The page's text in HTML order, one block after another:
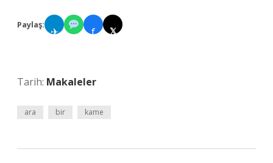
Paylaş:
✈ f 𝕏
Tarih: Makaleler
ara bir kame